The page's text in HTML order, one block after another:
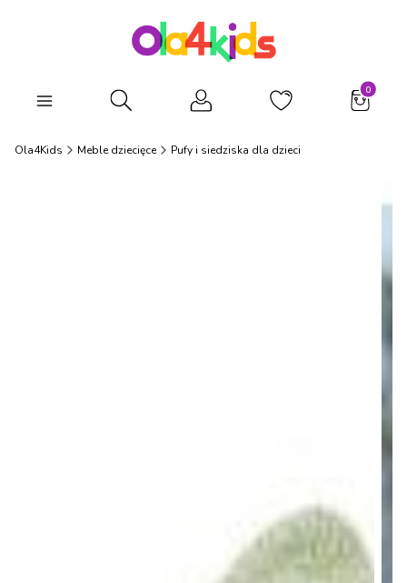
Otwórz wyszukiwarkę
Ola4Kids Meble dziecięce Pufy i siedziska dla dzieci